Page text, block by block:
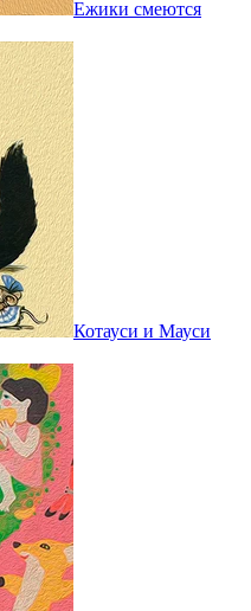
Ежики смеются
Котауси и Мауси